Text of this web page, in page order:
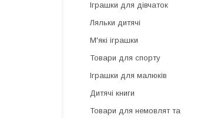
Іграшки для дівчаток
Ляльки дитячі
М'які іграшки
Товари для спорту
Іграшки для малюків
Дитячі книги
Товари для немовлят та